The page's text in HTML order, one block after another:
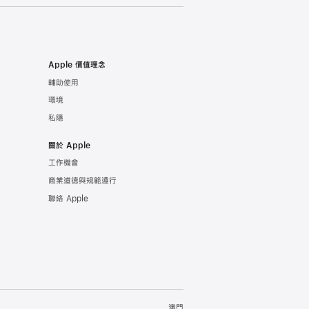
Apple 價值理念
輔助使用
環境
私隱
關於 Apple
工作機會
商業道德與規範遵行
聯絡 Apple